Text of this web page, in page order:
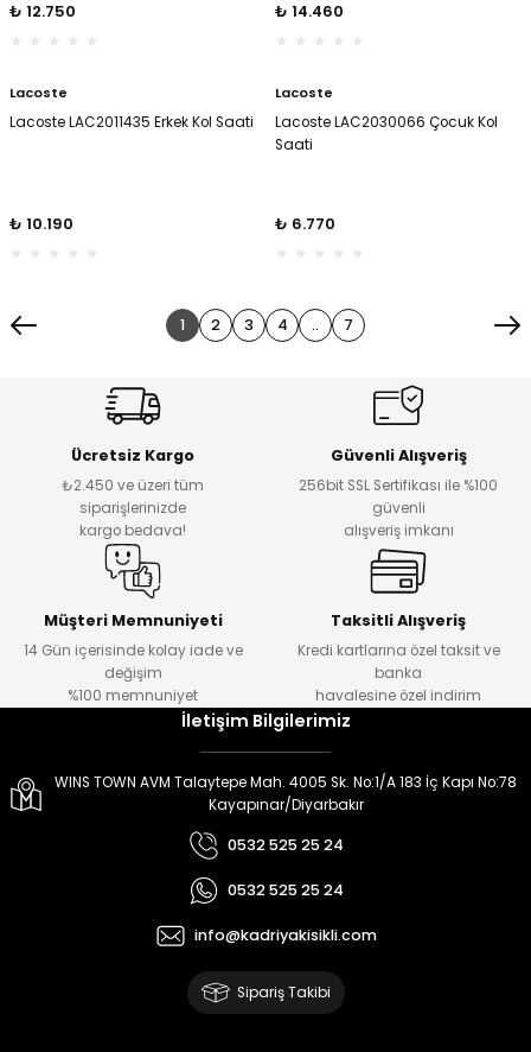
₺ 12.750 ₺ 14.460
Lacoste
Lacoste LAC2011435 Erkek Kol Saati
₺ 10.190
Lacoste
Lacoste LAC2030066 Çocuk Kol
Saati
₺ 6.770
1 2 3 4 .. 7
Ücretsiz Kargo
₺2.450 ve üzeri tüm
siparişlerinizde
kargo bedava!
Güvenli Alışveriş
256bit SSL Sertifikası ile %100
güvenli
alışveriş imkanı
Müşteri Memnuniyeti
14 Gün içerisinde kolay iade ve
değişim
%100 memnuniyet
Taksitli Alışveriş
Kredi kartlarına özel taksit ve
banka
havalesine özel indirim
İletişim Bilgilerimiz
WINS TOWN AVM Talaytepe Mah. 4005 Sk. No:1/A 183 İç Kapı No:78
Kayapınar/Diyarbakır
0532 525 25 24
0532 525 25 24
info@kadriyakisikli.com
Sipariş Takibi